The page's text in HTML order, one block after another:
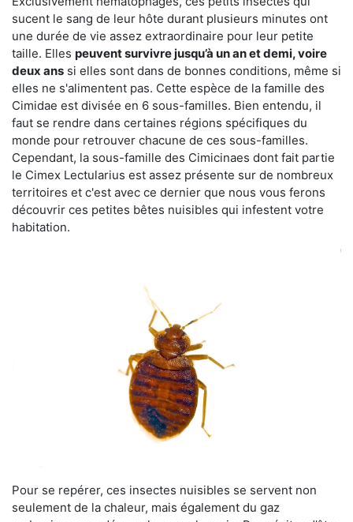
sucent le sang de leur hôte durant plusieurs minutes ont
une durée de vie assez extraordinaire pour leur petite
taille. Elles peuvent survivre jusqu’à un an et demi, voire
deux ans si elles sont dans de bonnes conditions, même si
elles ne s'alimentent pas. Cette espèce de la famille des
Cimidae est divisée en 6 sous-familles. Bien entendu, il
faut se rendre dans certaines régions spécifiques du
monde pour retrouver chacune de ces sous-familles.
Cependant, la sous-famille des Cimicinaes dont fait partie
le Cimex Lectularius est assez présente sur de nombreux
territoires et c'est avec ce dernier que nous vous ferons
découvrir ces petites bêtes nuisibles qui infestent votre
habitation.
Pour se repérer, ces insectes nuisibles se servent non
seulement de la chaleur, mais également du gaz